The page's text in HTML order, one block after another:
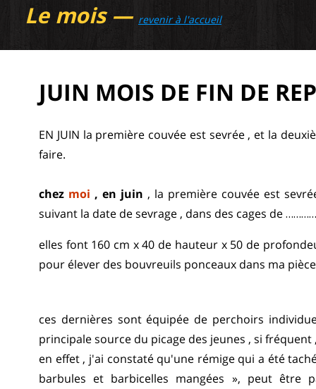
Le mois — revenir à l'accueil
JUIN MOIS DE FIN DE
EN JUIN la première couvée est sevrée , et la
faire.
chez moi , en juin , la première couvée est
suivant la date de sevrage , dans des cages de
elles font 160 cm x 40 de hauteur x 50 de
pour élever des bouvreuils ponceaux dans ma
ces dernières sont équipée de perchoirs
principale source du picage des jeunes , si
en effet , j'ai constaté qu'une rémige qui a été
barbules et barbicelles mangées », peut être